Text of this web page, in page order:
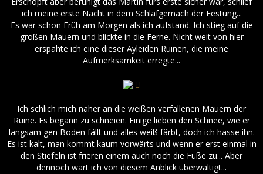
ich meine erste Nacht in dem Schlafgemach der Festung...
Es war schon Früh am Morgen als ich aufstand. Ich stieg auf die
großen Mauern und blickte in die Ferne. Nicht weit von hier
erspähte ich eine dieser Ayleiden Ruinen, die meine
Aufmerksamkeit erregte...
Ich schlich mich näher an die weißen verfallenen Mauern der
Ruine. Es begann zu schneien. Einige lieben den Schnee, wie er
langsam gen Boden fällt und alles weiß färbt, doch ich hasse ihn.
Es ist kalt, man kommt kaum vorwärts und wenn er erst einmal in
den Stiefeln ist frieren einem auch noch die Füße zu... Aber
dennoch wart ich von diesem Anblick überwältigt...